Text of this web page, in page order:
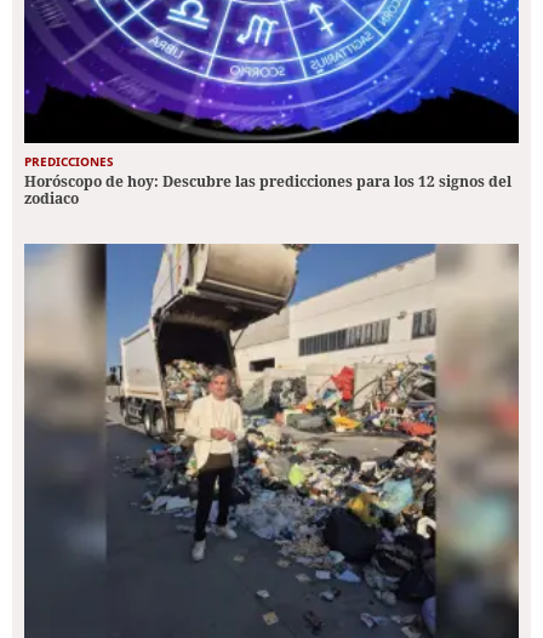
PREDICCIONES
Horóscopo de hoy: Descubre las predicciones para los 12 signos del
zodiaco